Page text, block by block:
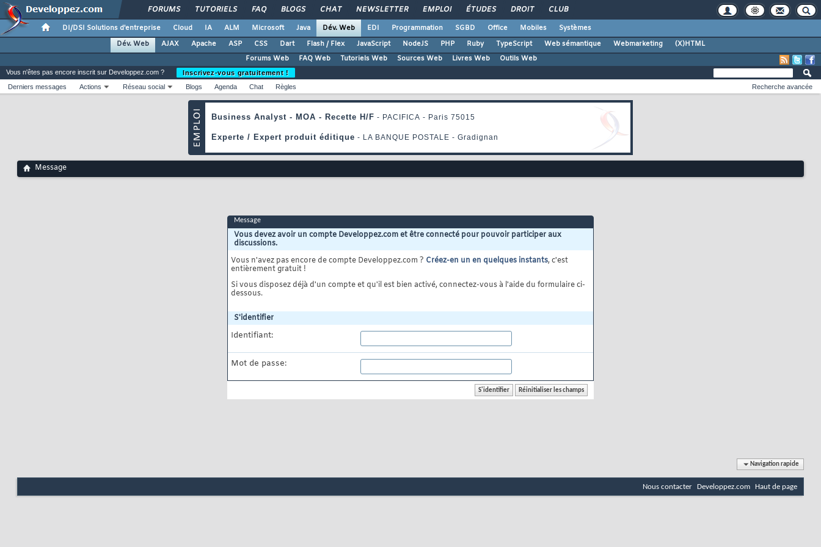
FORUMS TUTORIELS FAQ BLOGS CHAT NEWSLETTER EMPLOI ÉTUDES DROIT CLUB
DI/DSI Solutions d'entreprise Cloud IA ALM Microsoft Java Dév. Web EDI Programmation SGBD Office Mobiles
Systèmes
Dév. Web
AJAX Apache ASP CSS Dart Flash / Flex JavaScript NodeJS PHP Ruby TypeScript Web sémantique Webmarketing
(X)HTML
Forums Web
FAQ Web Tutoriels Web Sources Web Livres Web Outils Web
Vous n'êtes pas encore inscrit sur Developpez.com ?
Inscrivez-vous gratuitement !
Derniers messages
Actions Réseau social Blogs Agenda Chat Règles Recherche avancée
Message
Message
Vous devez avoir un compte Developpez.com et être connecté pour pouvoir participer aux
discussions.
Vous n'avez pas encore de compte Developpez.com ? Créez-en un en quelques instants, c'est
entièrement gratuit !
Si vous disposez déjà d'un compte et qu'il est bien activé, connectez-vous à l'aide du formulaire ci-
dessous.
S'identifier
Identifiant:
Mot de passe:
Navigation rapide
Nous contacter Developpez.com Haut de page